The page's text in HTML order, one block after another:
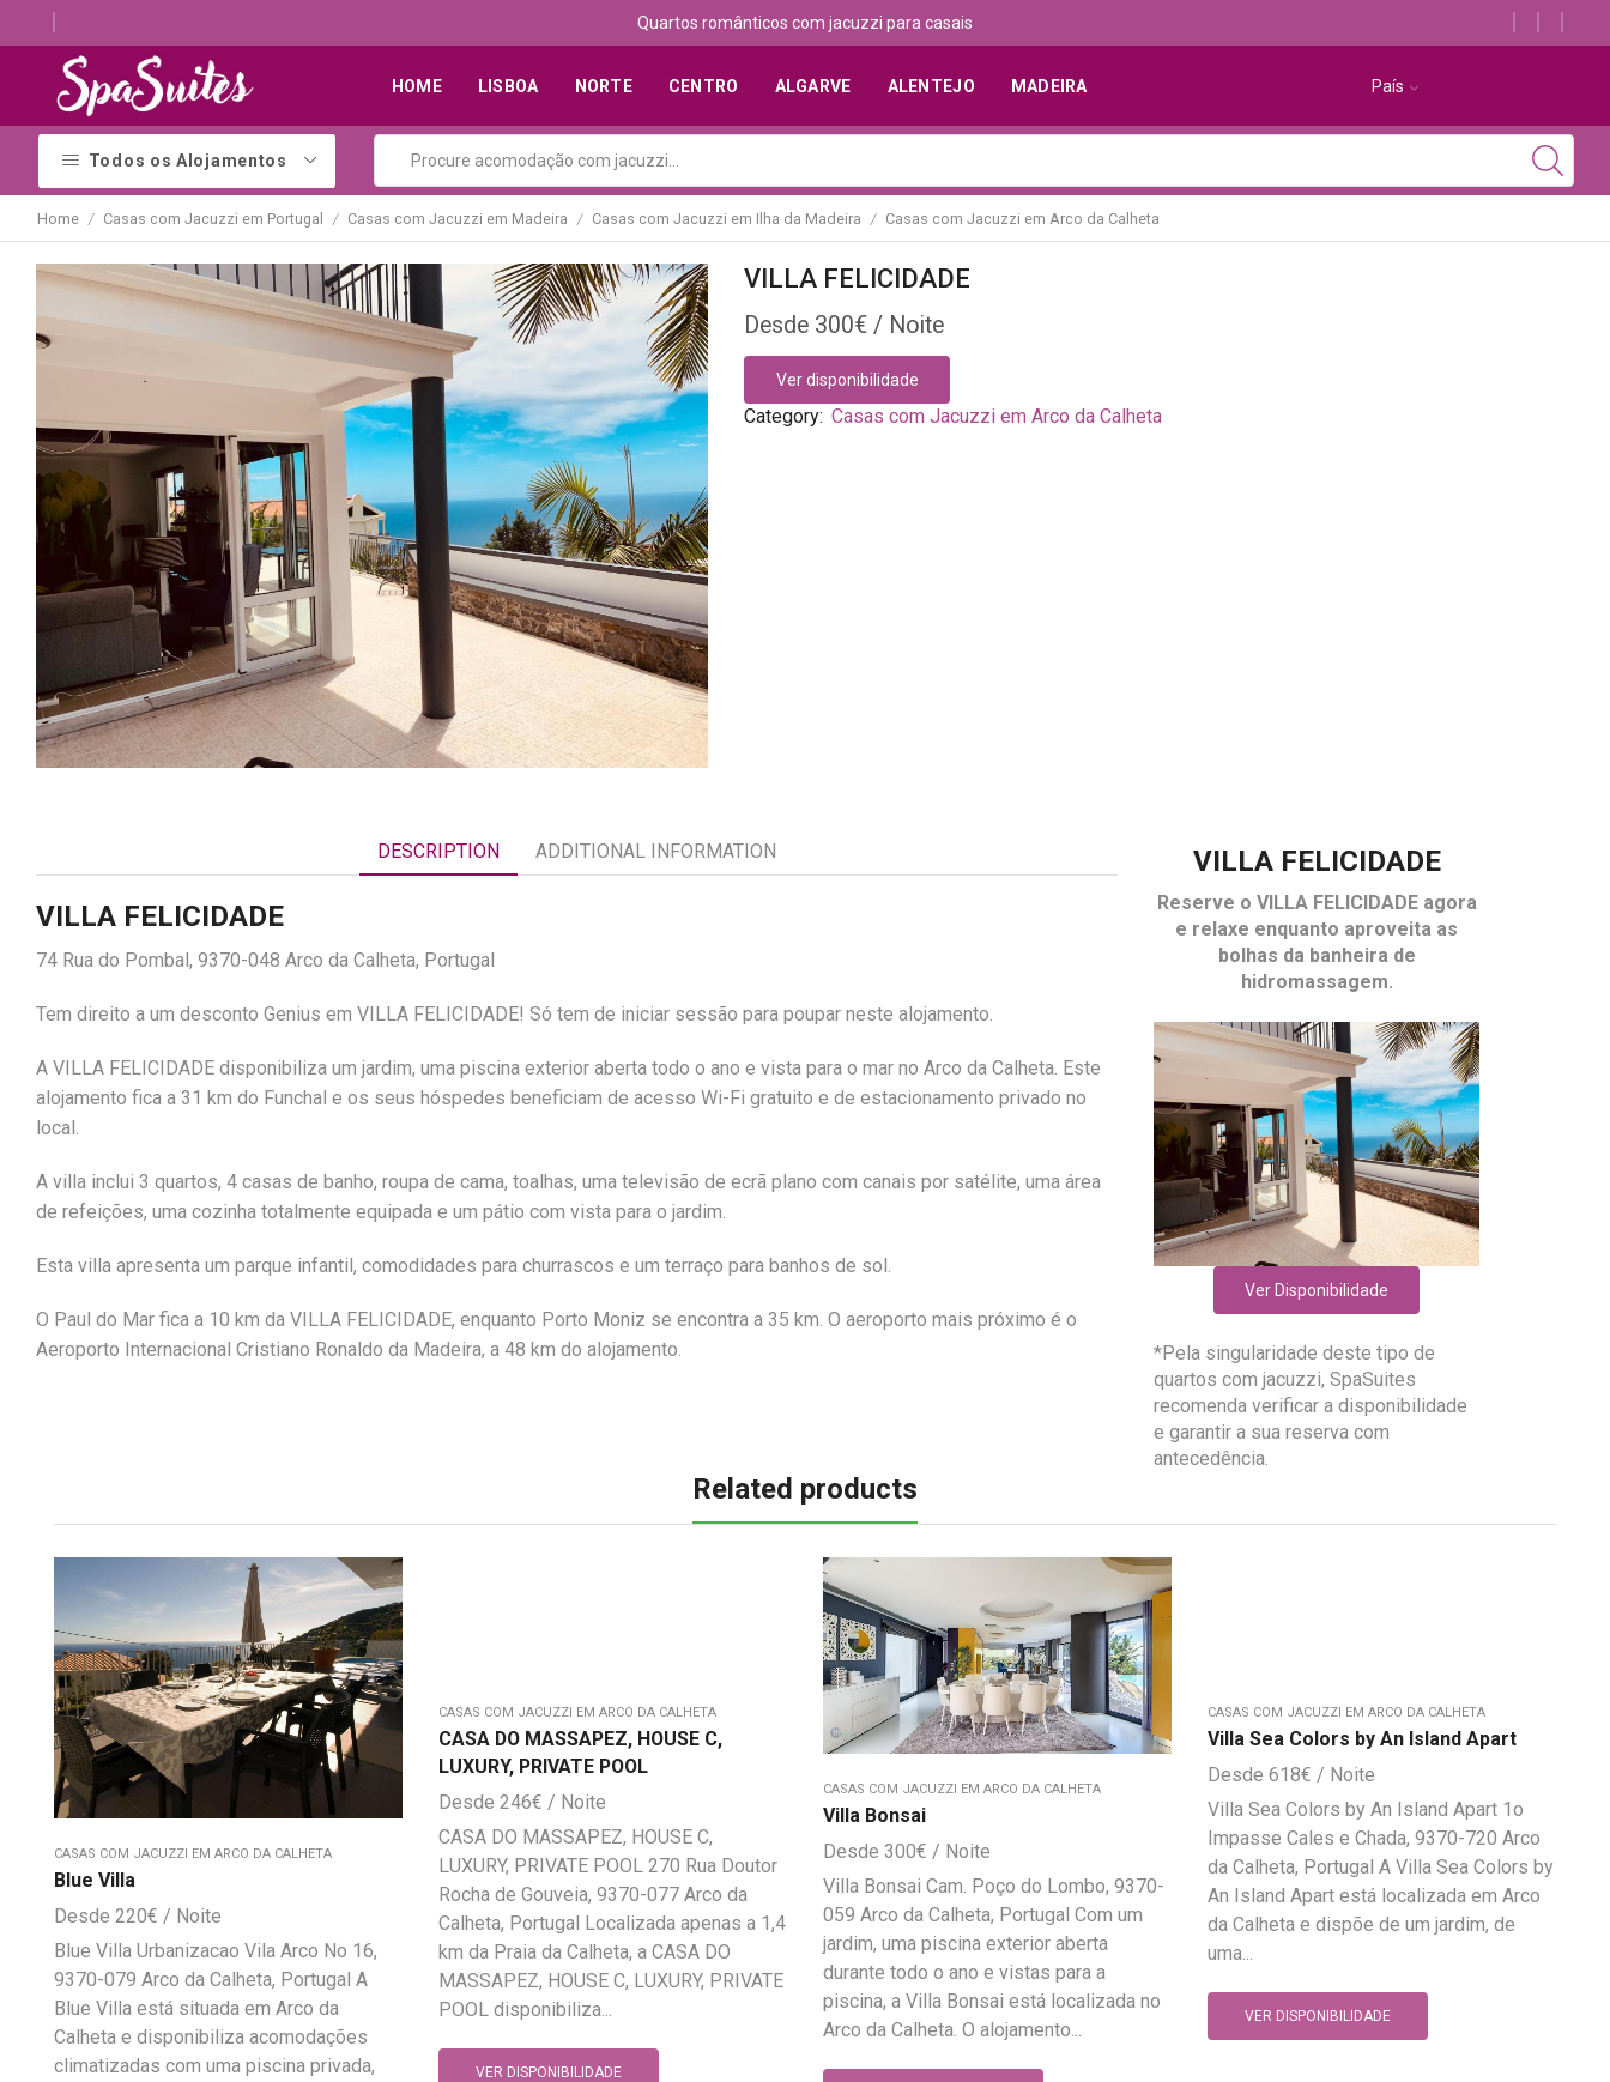
Quartos românticos com jacuzzi para casais
HOME LISBOA NORTE CENTRO ALGARVE ALENTEJO MADEIRA País
Todos os Alojamentos
Home / Casas com Jacuzzi em Portugal / Casas com Jacuzzi em Madeira / Casas com Jacuzzi em Ilha da Madeira / Casas com Jacuzzi em Arco da Calheta
VILLA FELICIDADE
300€
Ver disponibilidade
Category: Casas com Jacuzzi em Arco da Calheta
DESCRIPTION ADDITIONAL INFORMATION
VILLA FELICIDADE
74 Rua do Pombal, 9370-048 Arco da Calheta, Portugal
Tem direito a um desconto Genius em VILLA FELICIDADE! Só tem de iniciar sessão para poupar neste alojamento.
A VILLA FELICIDADE disponibiliza um jardim, uma piscina exterior aberta todo o ano e vista para o mar no Arco da Calheta. Este
alojamento fica a 31 km do Funchal e os seus hóspedes beneficiam de acesso Wi-Fi gratuito e de estacionamento privado no
local.
A villa inclui 3 quartos, 4 casas de banho, roupa de cama, toalhas, uma televisão de ecrã plano com canais por satélite, uma área
de refeições, uma cozinha totalmente equipada e um pátio com vista para o jardim.
Esta villa apresenta um parque infantil, comodidades para churrascos e um terraço para banhos de sol.
O Paul do Mar fica a 10 km da VILLA FELICIDADE, enquanto Porto Moniz se encontra a 35 km. O aeroporto mais próximo é o
Aeroporto Internacional Cristiano Ronaldo da Madeira, a 48 km do alojamento.
VILLA FELICIDADE
Reserve o VILLA FELICIDADEagora
e relaxe enquanto aproveita as
bolhas da banheira de
hidromassagem.
Ver Disponibilidade
*Pela singularidade deste tipo de
quartos com jacuzzi, SpaSuites
recomenda verificar a disponibilidade
e garantir a sua reserva com
antecedência.
Related products
CASAS COM JACUZZI EM ARCO DA CALHETA
Blue Villa
220€
Blue Villa Urbanizacao Vila Arco No 16,
9370-079 Arco da Calheta, Portugal A
Blue Villa está situada em Arco da
Calheta e disponibiliza acomodações
climatizadas com uma piscina privada,
CASAS COM JACUZZI EM ARCO DA CALHETA
CASA DO MASSAPEZ, HOUSE C,
LUXURY, PRIVATE POOL
246€
CASA DO MASSAPEZ, HOUSE C,
LUXURY, PRIVATE POOL 270 Rua Doutor
Rocha de Gouveia, 9370-077 Arco da
Calheta, Portugal Localizada apenas a 1,4
km da Praia da Calheta, a CASA DO
MASSAPEZ, HOUSE C, LUXURY, PRIVATE
POOL disponibiliza...
VER DISPONIBILIDADE
CASAS COM JACUZZI EM ARCO DA CALHETA
Villa Bonsai
300€
Villa Bonsai Cam. Poço do Lombo, 9370-
059 Arco da Calheta, Portugal Com um
jardim, uma piscina exterior aberta
durante todo o ano e vistas para a
piscina, a Villa Bonsai está localizada no
Arco da Calheta. O alojamento...
CASAS COM JACUZZI EM ARCO DA CALHETA
Villa Sea Colors by An Island Apart
618€
Villa Sea Colors by An Island Apart 1o
Impasse Cales e Chada, 9370-720 Arco
da Calheta, Portugal A Villa Sea Colors by
An Island Apart está localizada em Arco
da Calheta e dispõe de um jardim, de
uma...
VER DISPONIBILIDADE